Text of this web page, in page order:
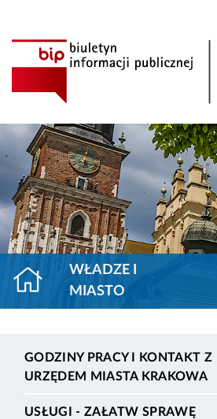
WŁADZE I
MIASTO
GODZINY PRACY I KONTAKT Z
URZĘDEM MIASTA KRAKOWA
USŁUGI - ZAŁATW SPRAWĘ